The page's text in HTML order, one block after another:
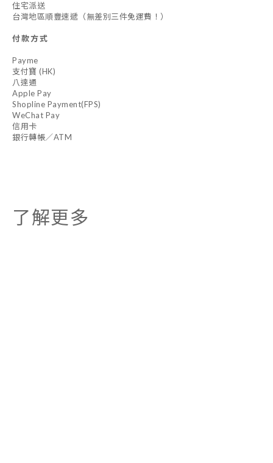
住宅派送
台灣地區順豐速遞（無差別三件免運費！）
付款方式
Payme
支付寶 (HK)
八達通
Apple Pay
Shopline Payment(FPS)
WeChat Pay
信用卡
銀行轉帳／ATM
了解更多